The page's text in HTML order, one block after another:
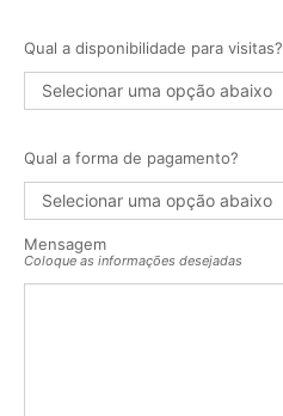
Qual a disponibilidade para visitas?
Qual a forma de pagamento?
Mensagem
Coloque as informações desejadas